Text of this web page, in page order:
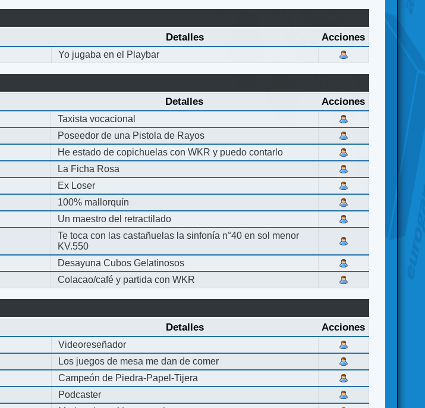
Detalles Acciones
Yo jugaba en el Playbar
Detalles Acciones
Taxista vocacional
Poseedor de una Pistola de Rayos
He estado de copichuelas con WKR y puedo contarlo
La Ficha Rosa
Ex Loser
100% mallorquín
Un maestro del retractilado
Te toca con las castañuelas la sinfonía n°40 en sol menor
KV.550
Desayuna Cubos Gelatinosos
Colacao/café y partida con WKR
Detalles Acciones
Videoreseñador
Los juegos de mesa me dan de comer
Campeón de Piedra-Papel-Tijera
Podcaster